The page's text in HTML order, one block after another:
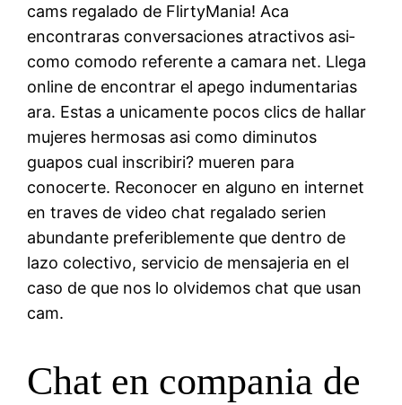
cams regalado de FlirtyMania! Aca
encontraras conversaciones atractivos asi­
como comodo referente a camara net. Llega
online de encontrar el apego indumentarias
ara. Estas a unicamente pocos clics de hallar
mujeres hermosas asi­ como diminutos
guapos cual inscribiri? mueren para
conocerte. Reconocer en alguno en internet
en traves de video chat regalado seri­en
abundante preferiblemente que dentro de
lazo colectivo, servicio de mensajeria en el
caso de que nos lo olvidemos chat que usan
cam.
Chat en compania de